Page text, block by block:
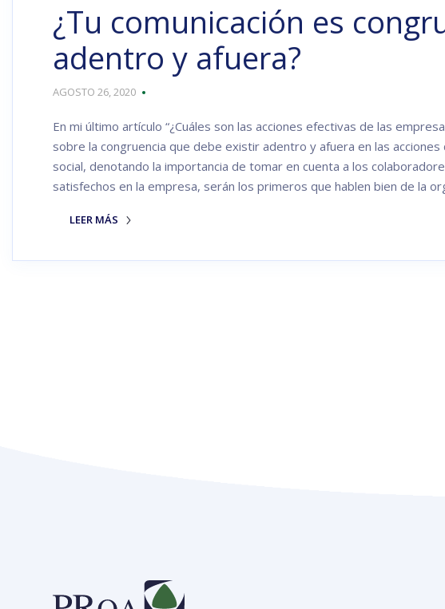
¿Tu comunicación es
adentro y afuera?
AGOSTO 26, 2020
En mi último artículo “¿Cuáles son las acciones efectivas de las
sobre la congruencia que debe existir adentro y afuera en las
social, denotando la importancia de tomar en cuenta a los
satisfechos en la empresa, serán los primeros que hablen bien de la
LEER MÁS